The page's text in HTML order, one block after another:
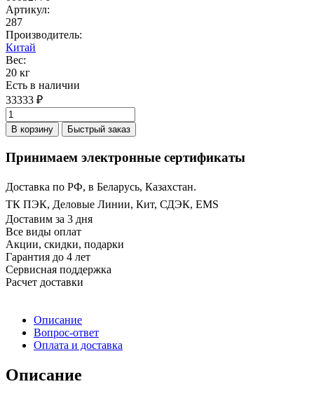
Артикул:
287
Производитель:
Китай
Вес:
20 кг
Есть в наличии
33333 ₽
В корзину Быстрый заказ
Принимаем электронные сертификаты
Доставка по РФ, в Беларусь, Казахстан.
ТК ПЭК, Деловые Линии, Кит, СДЭК, EMS
Доставим за 3 дня
Все виды оплат
Акции, скидки, подарки
Гарантия до 4 лет
Сервисная поддержка
Расчет доставки
Описание
Вопрос-ответ
Оплата и доставка
Описание